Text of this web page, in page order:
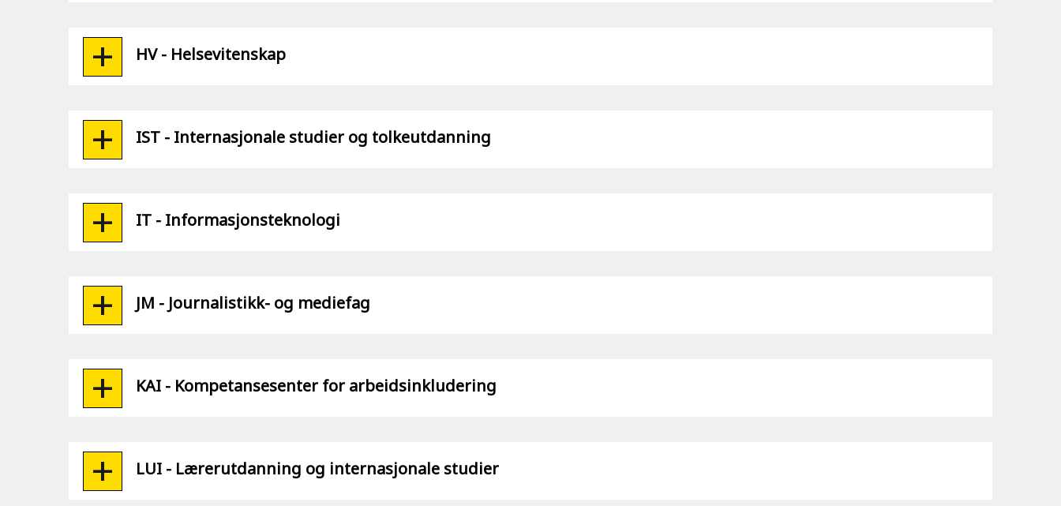
HV - Helsevitenskap
IST - Internasjonale studier og tolkeutdanning
IT - Informasjonsteknologi
JM - Journalistikk- og mediefag
KAI - Kompetansesenter for arbeidsinkludering
LUI - Lærerutdanning og internasjonale studier